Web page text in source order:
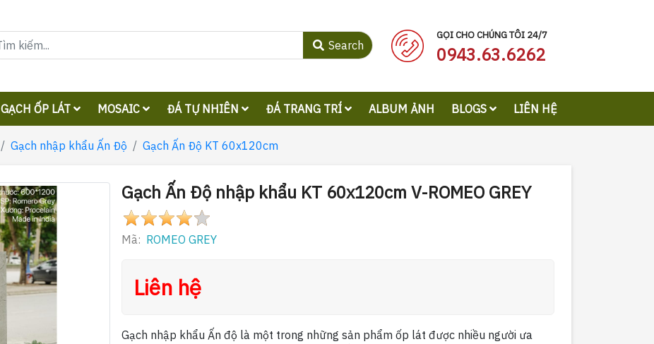
Search
GỌI CHO CHÚNG TÔI 24/7
0943.63.6262
GẠCH ỐP LÁT MOSAIC ĐÁ TỰ NHIÊN ĐÁ TRANG TRÍ ALBUM ẢNH BLOGS LIÊN HỆ
Gạch nhập khẩu Ấn Độ Gạch Ấn Độ KT 60x120cm
Gạch Ấn Độ nhập khẩu KT 60x120cm V-ROMEO GREY
Mã: ROMEO GREY
Liên hệ
Gạch nhập khẩu Ấn độ là một trong những sản phẩm ốp lát được nhiều người ưa